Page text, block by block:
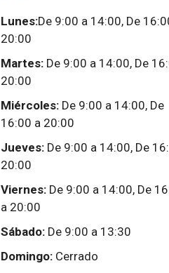
Lunes:De 9:00 a 14:00, De
20:00
Martes: De 9:00 a 14:00, De
20:00
Miércoles: De 9:00 a 14:00, De
16:00 a 20:00
Jueves: De 9:00 a 14:00, De
20:00
Viernes: De 9:00 a 14:00, De
a 20:00
Sábado: De 9:00 a 13:30
Domingo: Cerrado